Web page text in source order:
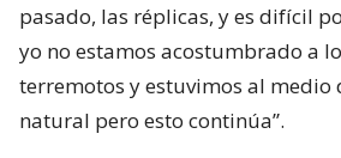
pasado, las réplicas, y es difícil
yo no estamos acostumbrado a
terremotos y estuvimos al medio
natural pero esto continúa”.